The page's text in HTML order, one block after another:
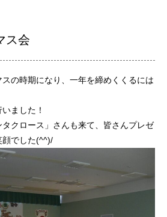
ス会
の時期になり、一年を締めくくるには
ました！
クロース」さんも来て、皆さんプレゼ
顔でした(^^)/